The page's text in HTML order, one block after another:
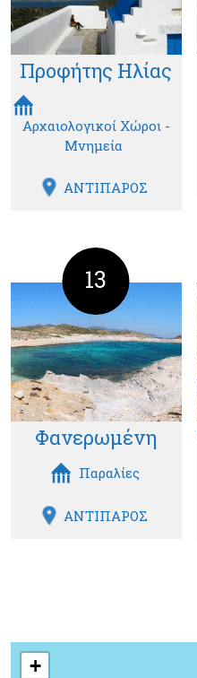
Προφήτης Ηλίας
Αρχαιολογικοί Χώροι -
Μνημεία
ΑΝΤΙΠΑΡΟΣ
13
Φανερωμένη
Παραλίες
ΑΝΤΙΠΑΡΟΣ
+